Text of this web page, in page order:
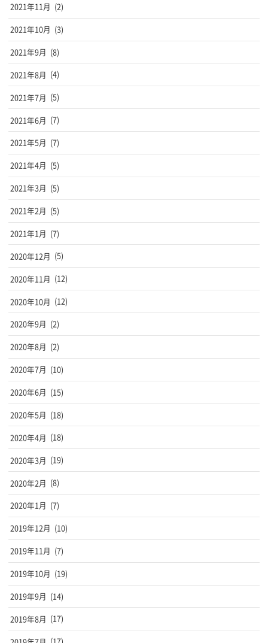
2021年11月 (2)
2021年10月 (3)
2021年9月 (8)
2021年8月 (4)
2021年7月 (5)
2021年6月 (7)
2021年5月 (7)
2021年4月 (5)
2021年3月 (5)
2021年2月 (5)
2021年1月 (7)
2020年12月 (5)
2020年11月 (12)
2020年10月 (12)
2020年9月 (2)
2020年8月 (2)
2020年7月 (10)
2020年6月 (15)
2020年5月 (18)
2020年4月 (18)
2020年3月 (19)
2020年2月 (8)
2020年1月 (7)
2019年12月 (10)
2019年11月 (7)
2019年10月 (19)
2019年9月 (14)
2019年8月 (17)